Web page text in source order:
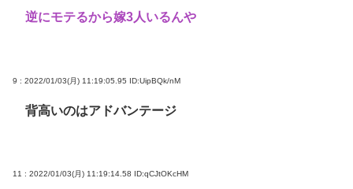
逆にモテるから嫁3人いるんや
9 : 2022/01/03(月) 11:19:05.95 ID:UipBQk/nM
背高いのはアドバンテージ
11 : 2022/01/03(月) 11:19:14.58 ID:qCJtOKcHM